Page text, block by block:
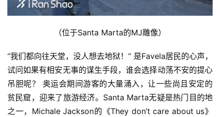
（位于Santa Marta的MJ雕像）
“我们都向往天堂，没人想去地狱！” 是Favela居民的心声，
试问如果有相安无事的谋生手段，谁会选择动荡不安的提心
吊胆呢？ 奥运会期间游客的大量涌入，让一些尚且安定的
贫民窟，迎来了旅游经济。Santa Marta无疑是热门目的地
之一，Michale Jackson的《They don’t care about us》